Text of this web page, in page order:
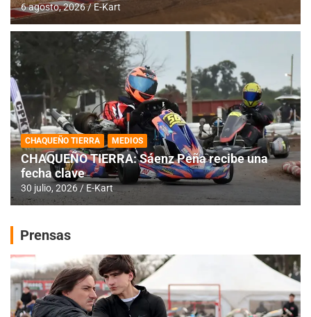
6 agosto, 2026 E-Kart
CHAQUEÑO TIERRA MEDIOS
CHAQUEÑO TIERRA: Sáenz Peña recibe una
fecha clave
30 julio, 2026 E-Kart
Prensas